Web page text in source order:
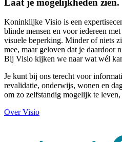
Laat je mogelijkheden zien.
Koninklijke Visio is een
blinde mensen en voor iedereen
visuele beperking. Minder of niets
mee, maar geloven dat je daardoor
Bij Visio kijken we naar wat wél
Je kunt bij ons terecht voor
revalidatie, onderwijs, wonen en
om zo zelfstandig mogelijk te
Over Visio